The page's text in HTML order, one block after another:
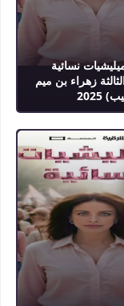
نسائية
3 الثالثة زهراء بن ميم
2025